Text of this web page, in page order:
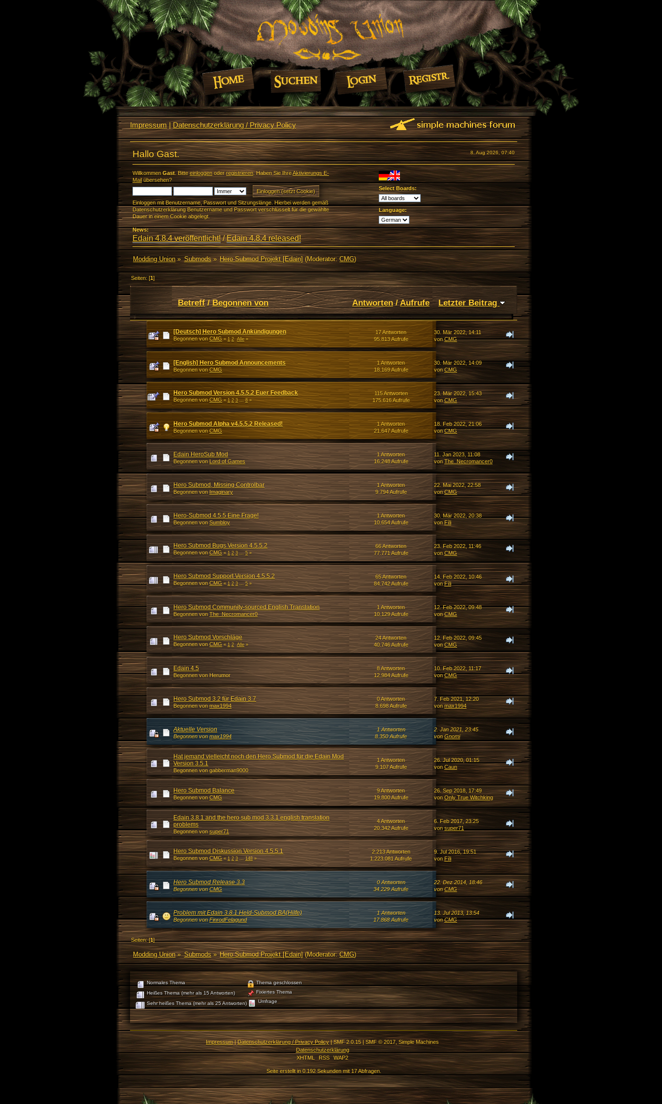
Impressum|Datenschutzerklärung / Privacy Policy
8. Aug 2026, 07:40
Hallo Gast.
Willkommen Gast. Bitte einloggenoderregistrieren. Haben Sie IhreAktivierungs E-
Mailübersehen?
Einloggen mit Benutzername, Passwort und Sitzungslänge. Hierbei werden gemäß
Datenschutzerklärung Benutzername und Passwort verschlüsselt für die gewählte
Dauer in einem Cookie abgelegt.
Select Boards:
Language:
News:
Edain 4.8.4 veröffentlicht!/Edain 4.8.4 released!
Modding Union» Submods» Hero Submod Projekt [Edain] (Moderator:CMG)
Seiten: [1]
Betreff/Begonnen von Antworten/Aufrufe Letzter Beitrag
[Deutsch] Hero Submod Ankündigungen
Begonnen von CMG «1 2 Alle»
17 Antworten
95.813 Aufrufe
30. Mär 2022, 14:11
vonCMG
[English] Hero Submod Announcements
Begonnen von CMG
1 Antworten
18.169 Aufrufe
30. Mär 2022, 14:09
vonCMG
Hero Submod Version 4.5.5.2 Euer Feedback
Begonnen von CMG «1 2 3 ...8»
115 Antworten
175.616 Aufrufe
23. Mär 2022, 15:43
vonCMG
Hero Submod Alpha v4.5.5.2 Released!
Begonnen von CMG
1 Antworten
21.647 Aufrufe
18. Feb 2022, 21:06
vonCMG
Edain HeroSub Mod
Begonnen von Lord of Games
1 Antworten
16.248 Aufrufe
11. Jan 2023, 11:08
von The_Necromancer0
Hero Submod, Missing Controlbar
Begonnen von Imaginary
1 Antworten
9.794 Aufrufe
22. Mai 2022, 22:58
vonCMG
Hero-Submod 4.5.5 Eine Frage!
Begonnen von Sumbloy
1 Antworten
10.654 Aufrufe
30. Mär 2022, 20:38
vonFíli
Hero Submod Bugs Version 4.5.5.2
Begonnen von CMG «1 2 3 ...5»
66 Antworten
77.771 Aufrufe
23. Feb 2022, 11:46
vonCMG
Hero Submod Support Version 4.5.5.2
Begonnen von CMG «1 2 3 ...5»
65 Antworten
84.742 Aufrufe
14. Feb 2022, 10:46
vonFíli
Hero Submod Community-sourced English Translation
Begonnen von The_Necromancer0
1 Antworten
10.129 Aufrufe
12. Feb 2022, 09:48
vonCMG
Hero Submod Vorschläge
Begonnen von CMG «1 2 Alle»
24 Antworten
40.746 Aufrufe
12. Feb 2022, 09:45
von CMG
Edain 4.5
Begonnen von Herumor
8 Antworten
12.984 Aufrufe
10. Feb 2022, 11:17
vonCMG
Hero Submod 3.2 für Edain 3.7
Begonnen von max1994
0 Antworten
8.698 Aufrufe
7. Feb 2021, 12:20
vonmax1994
Aktuelle Version
Begonnen von max1994
1 Antworten
8.350 Aufrufe
2. Jan 2021, 23:45
vonGnomi
Hat jemand vielleicht noch den Hero Submod für die Edain Mod
Version 3.5.1
Begonnen von gabberman9000
1 Antworten
9.107 Aufrufe
26. Jul 2020, 01:15
vonCaun
Hero Submod Balance
Begonnen von CMG
9 Antworten
19.800 Aufrufe
26. Sep 2018, 17:49
von Only True Witchking
Edain 3.8.1 and the hero sub mod 3.3.1 english translation
problems
Begonnen vonsuper71
4 Antworten
20.342 Aufrufe
6. Feb 2017, 23:25
vonsuper71
Hero Submod Diskussion Version 4.5.5.1
Begonnen von CMG «1 2 3 ...148»
2.213 Antworten
1.223.081 Aufrufe
9. Jul 2016, 19:51
vonFíli
Hero Submod Release 3.3
Begonnen von CMG
0 Antworten
34.229 Aufrufe
22. Dez 2014, 18:46
vonCMG
Problem mit Edain 3.8.1 Held-Submod BA(Hilfe)
Begonnen von FinrodFelagund
1 Antworten
17.868 Aufrufe
13. Jul 2013, 13:54
vonCMG
Seiten: [1]
Modding Union» Submods» Hero Submod Projekt [Edain](Moderator:CMG)
Normales Thema
Heißes Thema (mehr als 15 Antworten)
Sehr heißes Thema (mehr als 25 Antworten)
Thema geschlossen
Fixiertes Thema
Umfrage
Impressum|Datenschutzerklärung / Privacy Policy|SMF 2.0.15|SMF © 2017,Simple Machines
Datenschutzerklärung
XHTML
RSS WAP2
Seite erstellt in 0.192 Sekunden mit 17 Abfragen.